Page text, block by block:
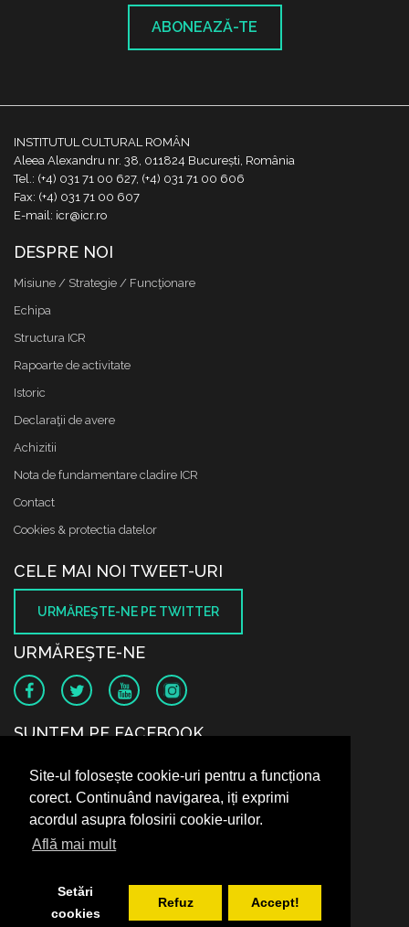
Site-ul folosește cookie-uri pentru a funcționa
corect. Continuând navigarea, iți exprimi
acordul asupra folosirii cookie-urilor.
Află mai mult
Setări
cookies
Refuz Accept!
ABONEAZĂ-TE
INSTITUTUL CULTURAL ROMÂN
Aleea Alexandru nr. 38, 011824 București, România
Tel.: (+4) 031 71 00 627, (+4) 031 71 00 606
Fax: (+4) 031 71 00 607
E-mail: icr@icr.ro
DESPRE NOI
Misiune / Strategie / Funcţionare
Echipa
Structura ICR
Rapoarte de activitate
Istoric
Declaraţii de avere
Achizitii
Nota de fundamentare cladire ICR
Contact
Cookies & protectia datelor
CELE MAI NOI TWEET-URI
URMĂREŞTE-NE PE TWITTER
URMĂREŞTE-NE
SUNTEM PE FACEBOOK